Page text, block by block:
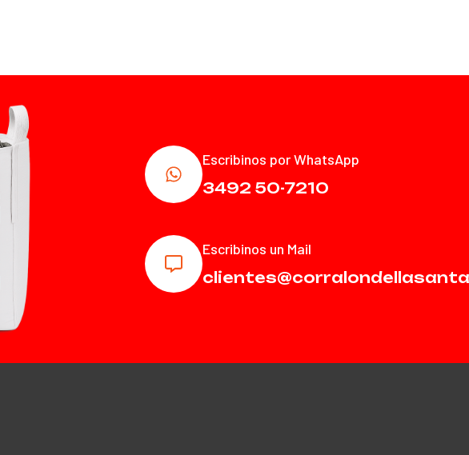
Escribinos por WhatsApp
3492 50-7210
Escribinos un Mail